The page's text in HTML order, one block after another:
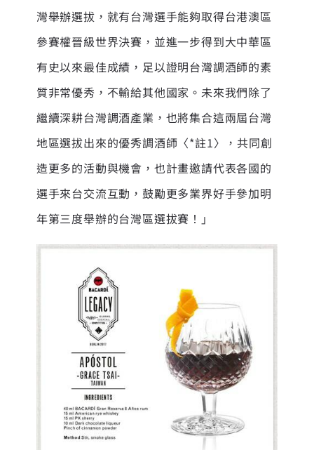
灣舉辦選拔，就有台灣選手能夠取得台港澳區
參賽權晉級世界決賽，並進一步得到大中華區
有史以來最佳成績，足以證明台灣調酒師的素
質非常優秀，不輸給其他國家。未來我們除了
繼續深耕台灣調酒產業，也將集合這兩屆台灣
地區選拔出來的優秀調酒師〈*註1〉，共同創
造更多的活動與機會，也計畫邀請代表各國的
選手來台交流互動，鼓勵更多業界好手參加明
年第三度舉辦的台灣區選拔賽！」